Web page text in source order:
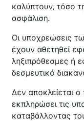
καλύπτουν, τόσο
ασφάλιση.
Οι υποχρεώσεις
έχουν αθετηθεί
ληξιπρόθεσμες ή
δεσμευτικό
Δεν αποκλείεται
εκπληρώσει τις
καταβάλλοντας